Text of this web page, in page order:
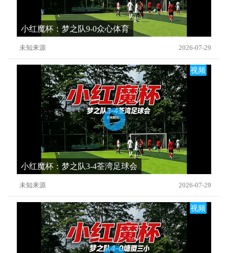
小红魔杯：梦之队9-0众心体育
未知来源 2026-07-29
视频
小红魔杯：梦之队3-4荃湾足球会
未知来源 2026-07-29
视频